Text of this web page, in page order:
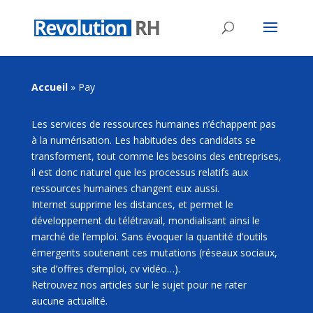
Accueil» Pay
Les services de ressources humaines n’échappent pas
à la numérisation. Les habitudes des candidats se
transforment, tout comme les besoins des entreprises,
il est donc naturel que les processus relatifs aux
ressources humaines changent eux aussi.
Internet supprime les distances, et permet le
développement du télétravail, mondialisant ainsi le
marché de l’emploi. Sans évoquer la quantité d’outils
émergents soutenant ces mutations (réseaux sociaux,
site d’offres d’emploi, cv vidéo…).
Retrouvez nos articles sur le sujet pour ne rater
aucune actualité.